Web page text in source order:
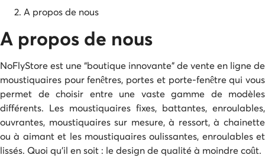
A propos de nous
A propos de nous
NoFlyStore est une “boutique innovante” de vente en ligne de
moustiquaires pour fenêtres, portes et porte-fenêtre qui vous
permet de choisir entre une vaste gamme de modèles
différents. Les moustiquaires fixes, battantes, enroulables,
ouvrantes, moustiquaires sur mesure, à ressort, à chainette
ou à aimant et les moustiquaires oulissantes, enroulables et
lissés. Quoi qu’il en soit : le design de qualité à moindre coût.